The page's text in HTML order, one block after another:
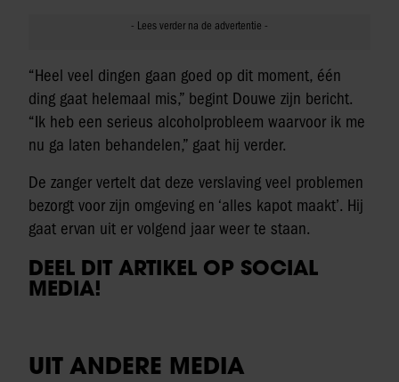
“Heel veel dingen gaan goed op dit moment, één
ding gaat helemaal mis,” begint Douwe zijn bericht.
“Ik heb een serieus alcoholprobleem waarvoor ik me
nu ga laten behandelen,” gaat hij verder.
De zanger vertelt dat deze verslaving veel problemen
bezorgt voor zijn omgeving en ‘alles kapot maakt’. Hij
gaat ervan uit er volgend jaar weer te staan.
DEEL DIT ARTIKEL OP SOCIAL
MEDIA!
UIT ANDERE MEDIA